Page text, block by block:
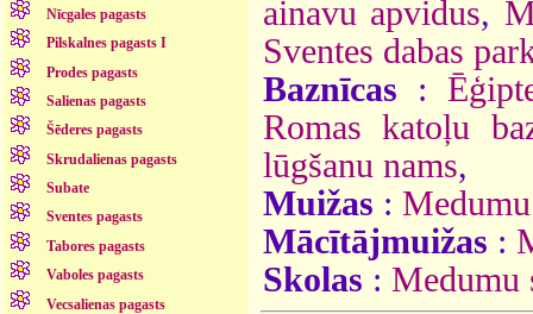
Nīcgales pagasts
Pilskalnes pagasts I
Prodes pagasts
Salienas pagasts
Šēderes pagasts
Skrudalienas pagasts
Subate
Sventes pagasts
Tabores pagasts
Vaboles pagasts
Vecsalienas pagasts
ainavu apvidus,
Sventes dabas
Baznīcas :
Romas katoļu
lūgšanu nams,
Muižas :
Mācītājmuižas :
Skolas : Medumu